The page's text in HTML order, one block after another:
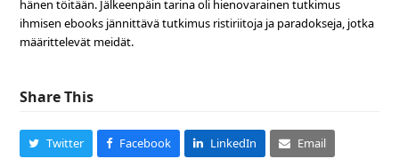
hänen töitään. Jälkeenpäin tarina oli hienovarainen tutkimus
ihmisen ebooks jännittävä tutkimus ristiriitoja ja paradokseja, jotka
määrittelevät meidät.
Share This
Twitter Facebook LinkedIn Email